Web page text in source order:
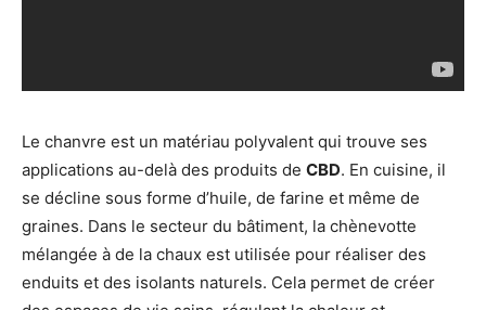
Le chanvre est un matériau polyvalent qui trouve ses
applications au-delà des produits de CBD. En cuisine, il
se décline sous forme d’huile, de farine et même de
graines. Dans le secteur du bâtiment, la chènevotte
mélangée à de la chaux est utilisée pour réaliser des
enduits et des isolants naturels. Cela permet de créer